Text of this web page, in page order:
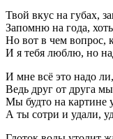
Твой вкус на губах,
Запомню на года,
Но вот в чем вопрос,
И я тебя люблю, но
И мне всё это надо
Ведь друг от друга
Мы будто на картине
А ты сотри и удали,